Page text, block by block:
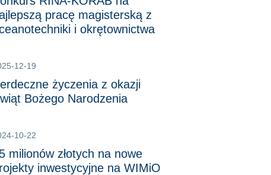
pracę magisterską z
i okrętownictwa
12-19
życzenia z okazji
Bożego Narodzenia
10-22
milionów złotych na nowe
inwestycyjne na WIMiO